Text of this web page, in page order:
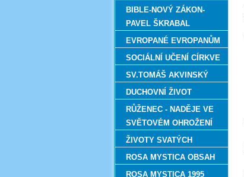
BIBLE-NOVÝ ZÁKON-
PAVEL ŠKRABAL
EVROPANÉ EVROPANŮM
SOCIÁLNÍ UČENÍ CÍRKVE
SV.TOMÁŠ AKVINSKÝ
DUCHOVNÍ ŽIVOT
RŮŽENEC - NADĚJE VE
SVĚTOVÉM OHROŽENÍ
ŽIVOTY SVATÝCH
ROSA MYSTICA OBSAH
ROSA MYSTICA 1995